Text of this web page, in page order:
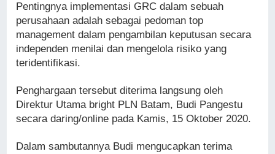
Pentingnya implementasi GRC dalam sebuah
perusahaan adalah sebagai pedoman top
management dalam pengambilan keputusan secara
independen menilai dan mengelola risiko yang
teridentifikasi.
Penghargaan tersebut diterima langsung oleh
Direktur Utama bright PLN Batam, Budi Pangestu
secara daring/online pada Kamis, 15 Oktober 2020.
Dalam sambutannya Budi mengucapkan terima